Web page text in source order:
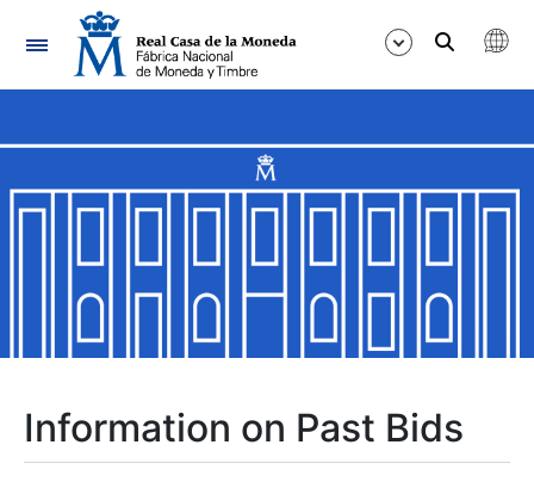
Navigation
Show/Hide
Show/Hide
Show/Hide
Information on Past Bids